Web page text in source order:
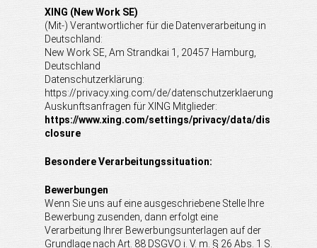
XING (New Work SE)
(Mit-) Verantwortlicher für die Datenverarbeitung in
Deutschland:
New Work SE, Am Strandkai 1, 20457 Hamburg,
Deutschland
Datenschutzerklärung:
https://privacy.xing.com/de/datenschutzerklaerung
Auskunftsanfragen für XING Mitglieder:
https://www.xing.com/settings/privacy/data/dis
closure
Besondere Verarbeitungssituation:
Bewerbungen
Wenn Sie uns auf eine ausgeschriebene Stelle Ihre
Bewerbung zusenden, dann erfolgt eine
Verarbeitung Ihrer Bewerbungsunterlagen auf der
Grundlage nach Art. 88 DSGVO i. V. m. § 26 Abs. 1 S.